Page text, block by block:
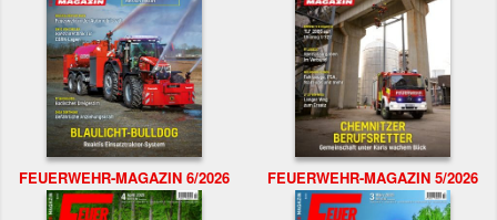
FEUERWEHR-MAGAZIN 6/2026 FEUERWEHR-MAGAZIN 5/2026